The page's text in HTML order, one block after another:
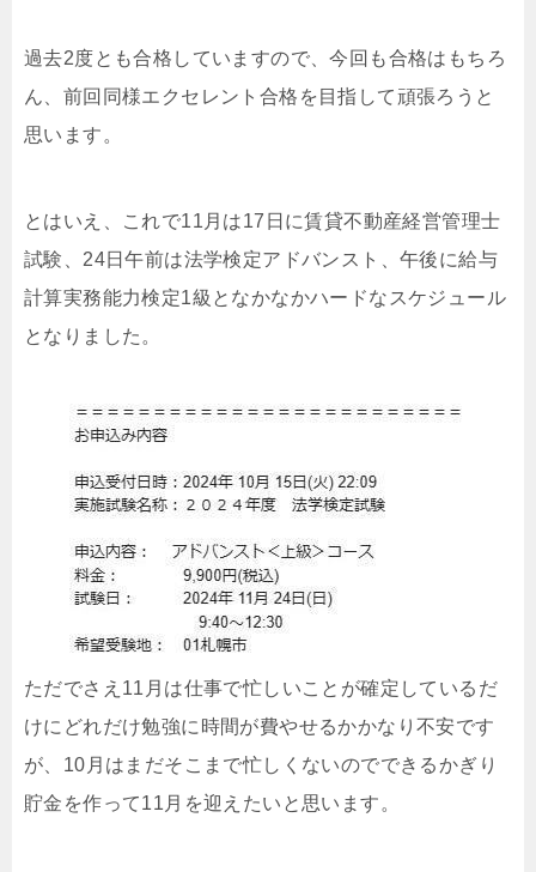
過去2度とも合格していますので、今回も合格はもちろ
ん、前回同様エクセレント合格を目指して頑張ろうと
思います。
とはいえ、これで11月は17日に賃貸不動産経営管理士
試験、24日午前は法学検定アドバンスト、午後に給与
計算実務能力検定1級となかなかハードなスケジュール
となりました。
ただでさえ11月は仕事で忙しいことが確定しているだ
けにどれだけ勉強に時間が費やせるかかなり不安です
が、10月はまだそこまで忙しくないのでできるかぎり
貯金を作って11月を迎えたいと思います。